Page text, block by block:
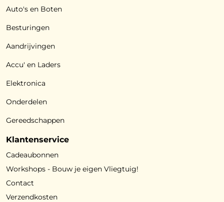
Auto's en Boten
Besturingen
Aandrijvingen
Accu' en Laders
Elektronica
Onderdelen
Gereedschappen
Klantenservice
Cadeaubonnen
Workshops - Bouw je eigen Vliegtuig!
Contact
Verzendkosten